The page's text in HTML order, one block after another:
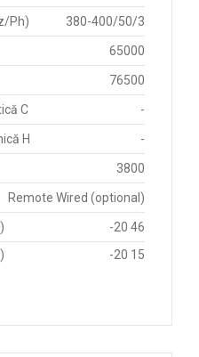
Ph) 380-400/50/3
65000
76500
C -
H -
3800
Remote Wired (optional)
-20 46
-20 15